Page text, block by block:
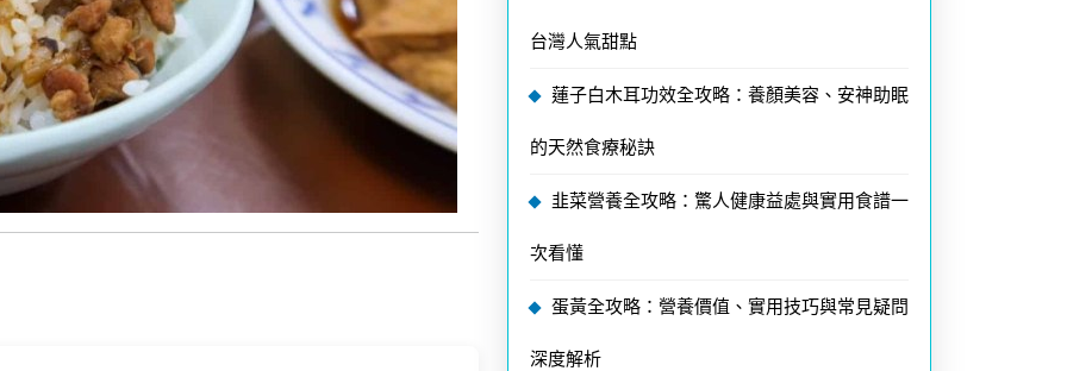
台灣人氣甜點
蓮子白木耳功效全攻略：養顏美容、安神助眠
的天然食療秘訣
韭菜營養全攻略：驚人健康益處與實用食譜一
次看懂
蛋黃全攻略：營養價值、實用技巧與常見疑問
深度解析